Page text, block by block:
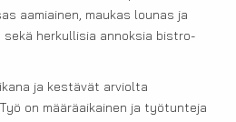
aamiainen, maukas lounas ja
herkullisia annoksia bistro-
ja kestävät arviolta
on määräaikainen ja työtunteja